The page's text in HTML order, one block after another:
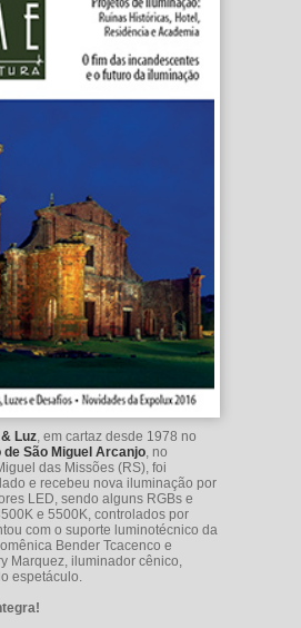
Luz, em cartaz desde 1978 no
São Miguel Arcanjo, no
das Missões (RS), foi
e recebeu nova iluminação por
LED, sendo alguns RGBs e
e 5500K, controlados por
com o suporte luminotécnico da
Bender Tcacenco e
Marquez, iluminador cênico,
espetáculo.